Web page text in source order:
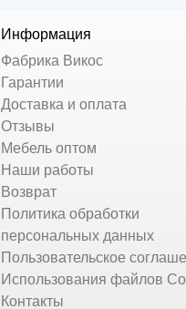
Информация
Фабрика Викос
Гарантии
Доставка и оплата
Отзывы
Мебель оптом
Наши работы
Возврат
Политика обработки
персональных данных
Пользовательское
Использования файлов
Контакты